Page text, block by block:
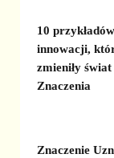
10 przykładów
innowacji,
zmieniły świat
Znaczenia
Znaczenie